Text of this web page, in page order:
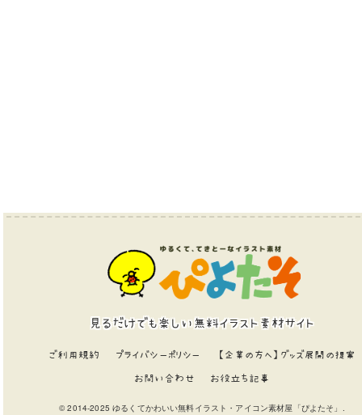
見るだけでも楽しい無料イラスト素材サイト
ご利用規約 プライバシーポリシー 【企業の方へ】グッズ展開の提案
お問い合わせ お役立ち記事
© 2014-2025 ゆるくてかわいい無料イラスト・アイコン素材屋「ぴよたそ」.